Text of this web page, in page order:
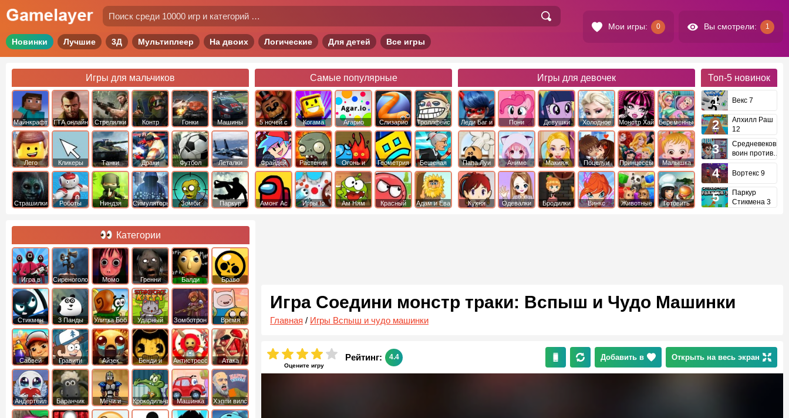
Мои игры: 0 Вы смотрели: 1
Новинки Лучшие 3Д Мультиплеер На двоих Логические Для детей Все игры
Игры для мальчиков
Майнкрафт ГТА онлайн Стрелялки
Контр
Страйк
Гонки Машины
Лего Кликеры Танки Драки Футбол Леталки
Страшилки Роботы Ниндзя Симуляторы Зомби Паркур
Самые популярные
5 ночей с
фредди
Когама Агарио Слизарио
Троллфейс
квест
Фрайдей
Найт
Фанкин
Растения
против
Зомби
Огонь и
Вода
Геометрия
Даш
Бешеная
бабка
сбежала из
психушки
Амонг Ас Игры Io Ам Ням
Красный
Адам и Ева
Игры для девочек
Леди Баг и
Супер Кот
Пони
Дружба это
Девушки
Эквестрии
Холодное
Сердце
Монстр Хай Беременные
Папа Луи Аниме Макияж Поцелуи
Принцессы
Диснея
Малышка
Хейзел
Кухня
Одевалки Бродилки Винкс Животные
Готовить
Топ-5 новинок
Векс 7
Апхилл Раш
12
Средневековый
воин против
Вортекс 9
Паркур
Стикмена 3
Игра Соедини монстр траки: Вспыш и Чудо Машинки
Главная / Игры Вспыш и чудо машинки
Оцените игру
Рейтинг: 4.4 Добавить в Открыть на весь экран
Категории
Игра в
Кальмара
Сиреноголовый Момо Гренни Балди
Браво
Старс
Стикмен 3 Панды Улитка Боб
Ударный
отряд котят
Зомботрон
Время
Приключений
Сабвей
Серф
Гравити
Фолз
Айзек
Бенди и
Чернильная
машина
Антистресс
Атака
Титанов
Андертейл
Баранчик
Шон
Мечи и
Сандали
Крокодильчик
Свомпи
Машинка
Вилли
Хэппи вилс